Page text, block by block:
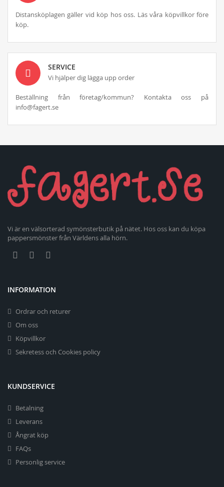
Distansköplagen gäller vid köp hos oss. Läs våra köpvillkor före
köp.
SERVICE
Vi hjälper dig lägga upp order
Beställning från företag/kommun? Kontakta oss på
info@fagert.se
Vi är en välsorterad symönsterbutik på nätet. Hos oss kan du köpa
pappersmönster från Världens alla hörn.
INFORMATION
Ordrar och returer
Om oss
Köpvillkor
Sekretess och Cookies policy
KUNDSERVICE
Betalning
Leverans
Ångrat köp
FAQs
Personlig service